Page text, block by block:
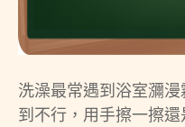
洗澡最常遇到浴室瀰
到不行，用手擦一擦